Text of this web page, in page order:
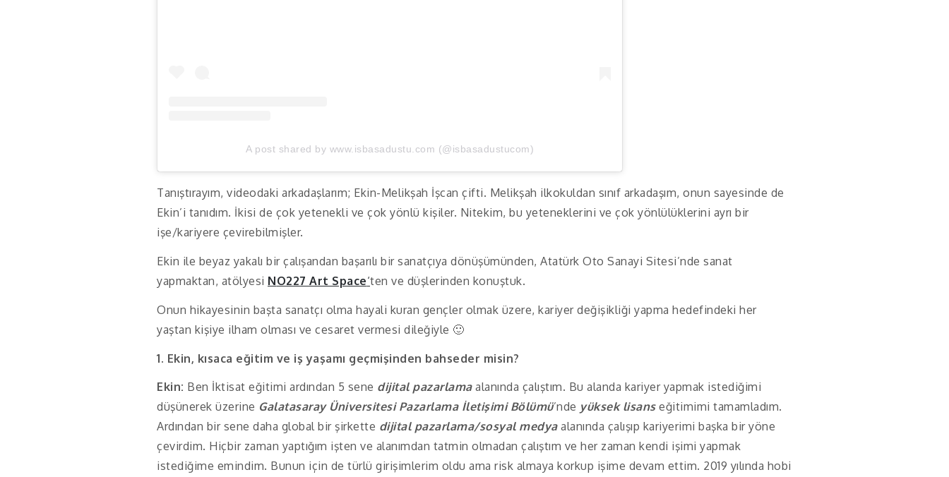
A post shared by www.isbasadustu.com (@isbasadustucom)
Tanıştırayım, videodaki arkadaşlarım; Ekin-Melikşah İşcan çifti. Melikşah ilkokuldan sınıf arkadaşım, onun sayesinde de
Ekin’i tanıdım. İkisi de çok yetenekli ve çok yönlü kişiler. Nitekim, bu yeteneklerini ve çok yönlülüklerini ayrı bir
işe/kariyere çevirebilmişler.
Ekin ile beyaz yakalı bir çalışandan başarılı bir sanatçıya dönüşümünden, Atatürk Oto Sanayi Sitesi’nde sanat
yapmaktan, atölyesi NO227 Art Space‘ten ve düşlerinden konuştuk.
Onun hikayesinin başta sanatçı olma hayali kuran gençler olmak üzere, kariyer değişikliği yapma hedefindeki her
yaştan kişiye ilham olması ve cesaret vermesi dileğiyle 🙂
1. Ekin, kısaca eğitim ve iş yaşamı geçmişinden bahseder misin?
Ekin: Ben İktisat eğitimi ardından 5 sene dijital pazarlamaalanında çalıştım. Bu alanda kariyer yapmak istediğimi
düşünerek üzerine Galatasaray Üniversitesi Pazarlama İletişimi Bölümü’nde yüksek lisans eğitimimi tamamladım.
Ardından bir sene daha global bir şirkette dijital pazarlama/sosyal medya alanında çalışıp kariyerimi başka bir yöne
çevirdim. Hiçbir zaman yaptığım işten ve alanımdan tatmin olmadan çalıştım ve her zaman kendi işimi yapmak
istediğime emindim. Bunun için de türlü girişimlerim oldu ama risk almaya korkup işime devam ettim. 2019 yılında hobi